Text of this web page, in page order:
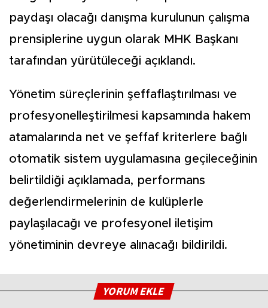
paydaşı olacağı danışma kurulunun çalışma
prensiplerine uygun olarak MHK Başkanı
tarafından yürütüleceği açıklandı.
Yönetim süreçlerinin şeffaflaştırılması ve
profesyonelleştirilmesi kapsamında hakem
atamalarında net ve şeffaf kriterlere bağlı
otomatik sistem uygulamasına geçileceğinin
belirtildiği açıklamada, performans
değerlendirmelerinin de kulüplerle
paylaşılacağı ve profesyonel iletişim
yönetiminin devreye alınacağı bildirildi.
YORUM EKLE